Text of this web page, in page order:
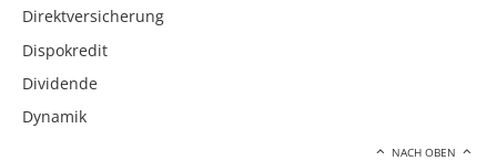
Direktversicherung
Dispokredit
Dividende
Dynamik
NACH OBEN